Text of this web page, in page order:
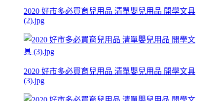
2020 好市多必買育兒用品 清單嬰兒用品 開學文具
(2).jpg
2020 好市多必買育兒用品 清單嬰兒用品 開學文具
(3).jpg